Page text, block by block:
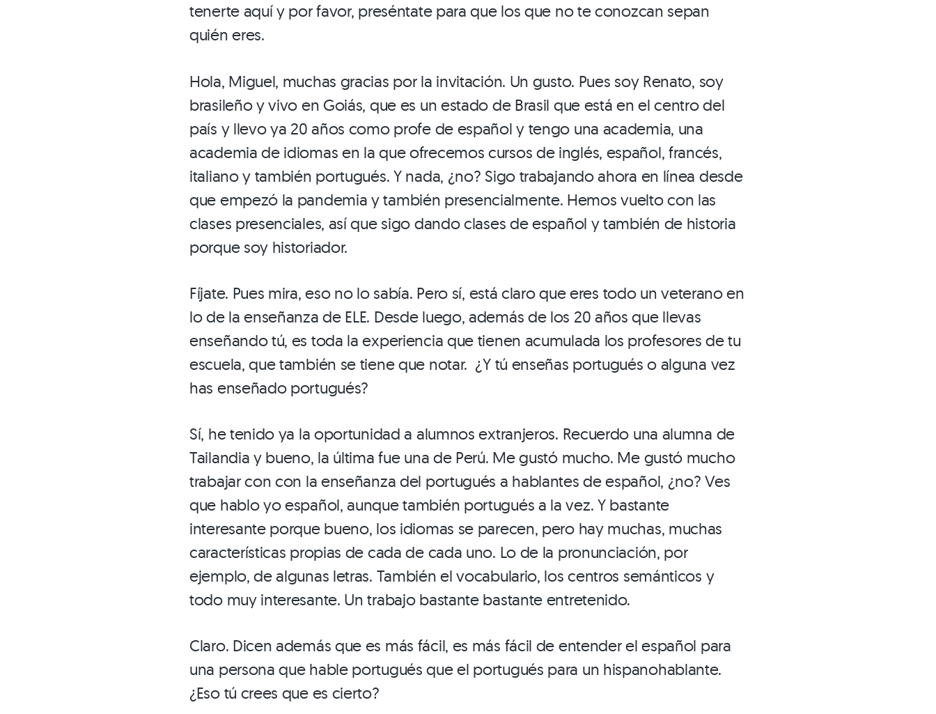
tenerte aquí y por favor, preséntate para que los que no te conozcan sepan
quién eres.
Hola, Miguel, muchas gracias por la invitación. Un gusto. Pues soy Renato, soy
brasileño y vivo en Goiás, que es un estado de Brasil que está en el centro del
país y llevo ya 20 años como profe de español y tengo una academia, una
academia de idiomas en la que ofrecemos cursos de inglés, español, francés,
italiano y también portugués. Y nada, ¿no? Sigo trabajando ahora en línea desde
que empezó la pandemia y también presencialmente. Hemos vuelto con las
clases presenciales, así que sigo dando clases de español y también de historia
porque soy historiador.
Fíjate. Pues mira, eso no lo sabía. Pero sí, está claro que eres todo un veterano en
lo de la enseñanza de ELE. Desde luego, además de los 20 años que llevas
enseñando tú, es toda la experiencia que tienen acumulada los profesores de tu
escuela, que también se tiene que notar. ¿Y tú enseñas portugués o alguna vez
has enseñado portugués?
Sí, he tenido ya la oportunidad a alumnos extranjeros. Recuerdo una alumna de
Tailandia y bueno, la última fue una de Perú. Me gustó mucho. Me gustó mucho
trabajar con con la enseñanza del portugués a hablantes de español, ¿no? Ves
que hablo yo español, aunque también portugués a la vez. Y bastante
interesante porque bueno, los idiomas se parecen, pero hay muchas, muchas
características propias de cada de cada uno. Lo de la pronunciación, por
ejemplo, de algunas letras. También el vocabulario, los centros semánticos y
todo muy interesante. Un trabajo bastante bastante entretenido.
Claro. Dicen además que es más fácil, es más fácil de entender el español para
una persona que hable portugués que el portugués para un hispanohablante.
¿Eso tú crees que es cierto?